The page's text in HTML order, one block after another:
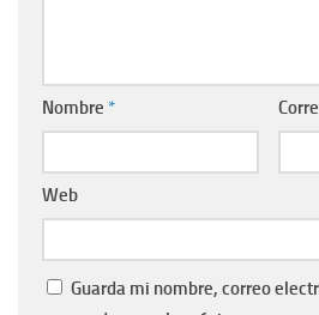
Nombre *
Web
Guarda mi nombre, correo